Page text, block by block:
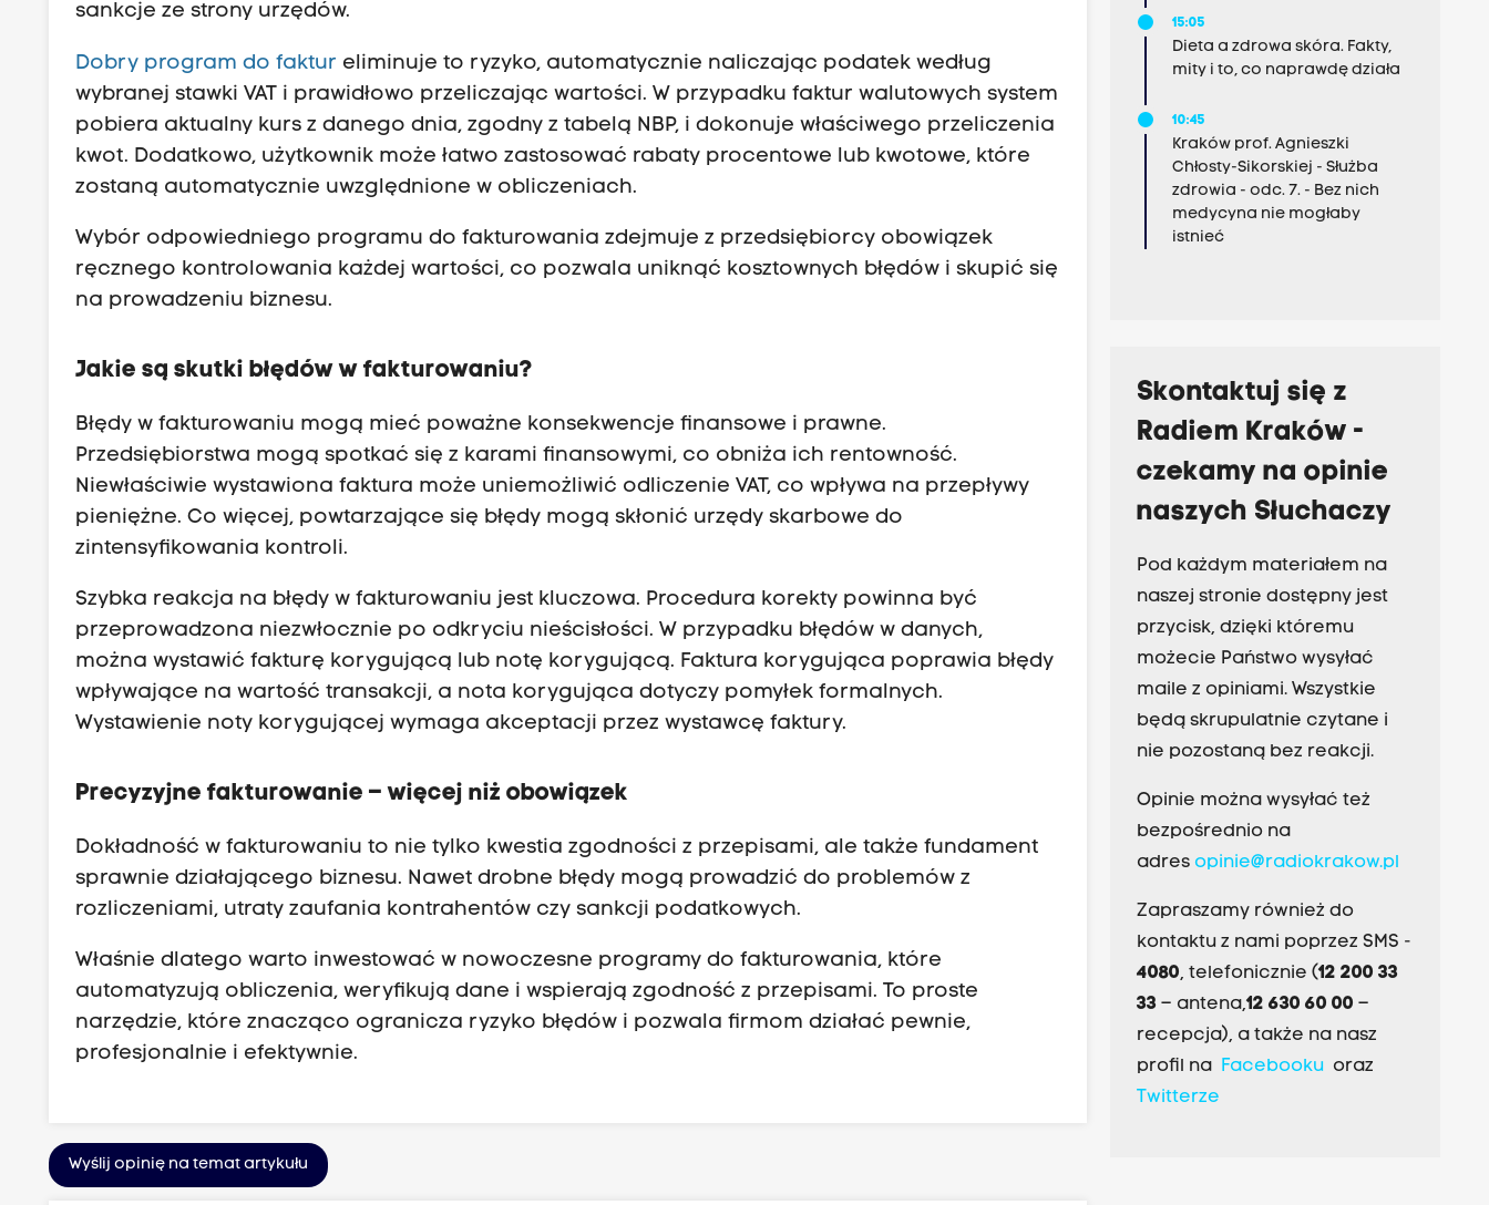
sankcje ze strony urzędów.
Dobry program do faktur eliminuje to ryzyko, automatycznie naliczając podatek według
wybranej stawki VAT i prawidłowo przeliczając wartości. W przypadku faktur walutowych system
pobiera aktualny kurs z danego dnia, zgodny z tabelą NBP, i dokonuje właściwego przeliczenia
kwot. Dodatkowo, użytkownik może łatwo zastosować rabaty procentowe lub kwotowe, które
zostaną automatycznie uwzględnione w obliczeniach.
Wybór odpowiedniego programu do fakturowania zdejmuje z przedsiębiorcy obowiązek
ręcznego kontrolowania każdej wartości, co pozwala uniknąć kosztownych błędów i skupić się
na prowadzeniu biznesu.
Jakie są skutki błędów w fakturowaniu?
Błędy w fakturowaniu mogą mieć poważne konsekwencje finansowe i prawne.
Przedsiębiorstwa mogą spotkać się z karami finansowymi, co obniża ich rentowność.
Niewłaściwie wystawiona faktura może uniemożliwić odliczenie VAT, co wpływa na przepływy
pieniężne. Co więcej, powtarzające się błędy mogą skłonić urzędy skarbowe do
zintensyfikowania kontroli.
Szybka reakcja na błędy w fakturowaniu jest kluczowa. Procedura korekty powinna być
przeprowadzona niezwłocznie po odkryciu nieścisłości. W przypadku błędów w danych,
można wystawić fakturę korygującą lub notę korygującą. Faktura korygująca poprawia błędy
wpływające na wartość transakcji, a nota korygująca dotyczy pomyłek formalnych.
Wystawienie noty korygującej wymaga akceptacji przez wystawcę faktury.
Precyzyjne fakturowanie – więcej niż obowiązek
Dokładność w fakturowaniu to nie tylko kwestia zgodności z przepisami, ale także fundament
sprawnie działającego biznesu. Nawet drobne błędy mogą prowadzić do problemów z
rozliczeniami, utraty zaufania kontrahentów czy sankcji podatkowych.
Właśnie dlatego warto inwestować w nowoczesne programy do fakturowania, które
automatyzują obliczenia, weryfikują dane i wspierają zgodność z przepisami. To proste
narzędzie, które znacząco ogranicza ryzyko błędów i pozwala firmom działać pewnie,
profesjonalnie i efektywnie.
Wyślij opinię na temat artykułu
15:05
Dieta a zdrowa skóra. Fakty,
mity i to, co naprawdę działa
10:45
Kraków prof. Agnieszki
Chłosty-Sikorskiej - Służba
zdrowia - odc. 7. - Bez nich
medycyna nie mogłaby
istnieć
Skontaktuj się z
Radiem Kraków -
czekamy na opinie
naszych Słuchaczy
Pod każdym materiałem na
naszej stronie dostępny jest
przycisk, dzięki któremu
możecie Państwo wysyłać
maile z opiniami. Wszystkie
będą skrupulatnie czytane i
nie pozostaną bez reakcji.
Opinie można wysyłać też
bezpośrednio na
adres opinie@radiokrakow.pl
Zapraszamy również do
kontaktu z nami poprzez SMS -
4080, telefonicznie (12 200 33
33– antena,12 630 60 00 –
recepcja), a także na nasz
profil na Facebookuoraz
Twitterze